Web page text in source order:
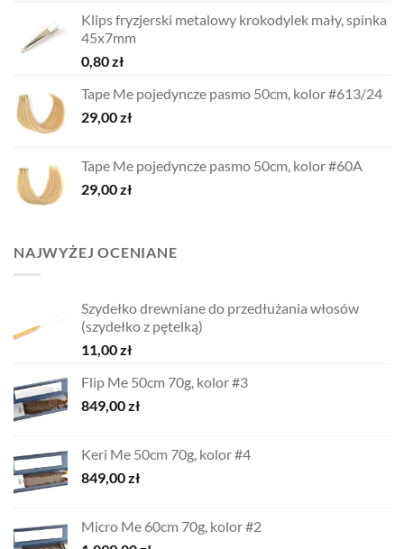
Klips fryzjerski metalowy krokodylek mały, spinka
45x7mm
0,80zł
Tape Me pojedyncze pasmo 50cm, kolor #613/24
29,00zł
Tape Me pojedyncze pasmo 50cm, kolor #60A
29,00zł
NAJWYŻEJ OCENIANE
Szydełko drewniane do przedłużania włosów
(szydełko z pętelką)
11,00zł
Flip Me 50cm 70g, kolor #3
849,00zł
Keri Me 50cm 70g, kolor #4
849,00zł
Micro Me 60cm 70g, kolor #2